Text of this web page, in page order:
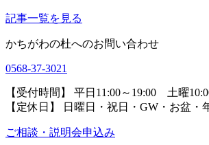
記事一覧を見る
かちがわの杜へのお問い合わせ
0568-37-3021
【受付時間】 平日11:00～19:00 土曜
【定休日】 日曜日・祝日・GW・お盆・
ご相談・説明会申込み